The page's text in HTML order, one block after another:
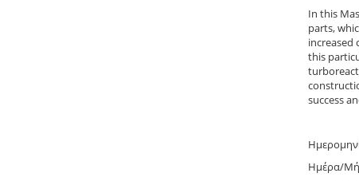
In this
parts,
increased
this
success
Ημέρα/